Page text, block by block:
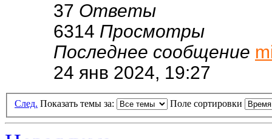
37 Ответы
6314 Просмотры
Последнее сообщение
24 янв 2024, 19:27
След. Показать темы за: Поле сортировки